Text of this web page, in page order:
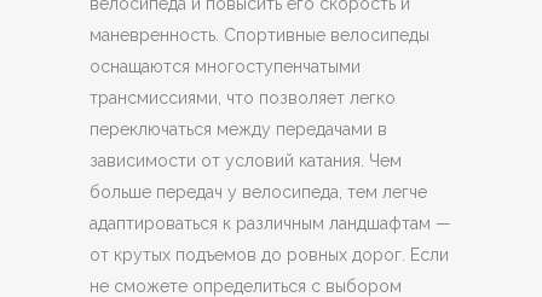
маневренность. Спортивные велосипеды
оснащаются многоступенчатыми
трансмиссиями, что позволяет легко
переключаться между передачами в
зависимости от условий катания. Чем
больше передач у велосипеда, тем легче
адаптироваться к различным ландшафтам —
от крутых подъемов до ровных дорог. Если
не сможете определиться с выбором